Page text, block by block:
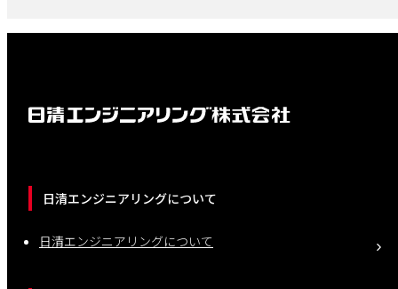
日清エンジニアリングについて
日清エンジニアリングについて